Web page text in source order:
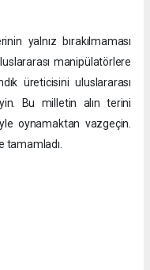
yalnız bırakılmaması
manipülatörlere
üreticisini uluslararası
Bu milletin alın terini
oynamaktan vazgeçin.
tamamladı.